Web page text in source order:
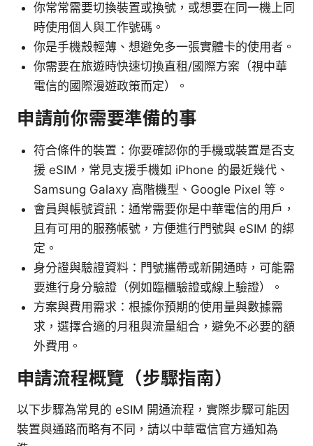
你常常需要切換裝置或換號，或想要在同一機上同
時使用個人與工作號碼。
你是手機殼輕薄、想避免多一張實體卡的使用者。
你需要在旅遊時快速切換直租/國際方案（視中華
電信的國際漫遊政策而定）。
申請前你需要準備的事
符合條件的裝置：你要確認你的手機或裝置是否支
援 eSIM，常見支援手機如 iPhone 的最近幾代、
Samsung Galaxy 高階機型、Google Pixel 等。
會員與帳號資訊：通常需要你是中華電信的用戶，
且有可用的服務帳號，方便進行門號與 eSIM 的綁
定。
身分證與驗證資料：門號攜帶或新開通時，可能需
要進行身分驗證（例如臨櫃驗證或線上驗證）。
方案與費用需求：根據你預期的使用量與數據需
求，選擇合適的月租與流量組合，避免不必要的額
外費用。
申請流程概覽（步驟指南）
以下步驟為常見的 eSIM 開通流程，實際步驟可能因
裝置與通路而略有不同，請以中華電信官方通知為